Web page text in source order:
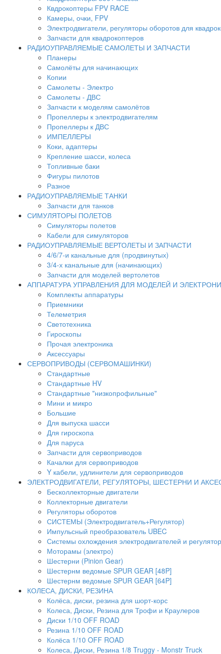
Квдрокоптеры FPV RACE
Камеры, очки, FPV
Электродвигатели, регуляторы оборотов для
Запчасти для квадрокоптеров
РАДИОУПРАВЛЯЕМЫЕ САМОЛЕТЫ И ЗАПЧАСТИ
Планеры
Самолёты для начинающих
Копии
Самолеты - Электро
Самолеты - ДВС
Запчасти к моделям самолётов
Пропеллеры к электродвигателям
Пропеллеры к ДВС
ИМПЕЛЛЕРЫ
Коки, адаптеры
Крепление шасси, колеса
Топливные баки
Фигуры пилотов
Разное
РАДИОУПРАВЛЯЕМЫЕ ТАНКИ
Запчасти для танков
СИМУЛЯТОРЫ ПОЛЕТОВ
Симуляторы полетов
Кабели для симуляторов
РАДИОУПРАВЛЯЕМЫЕ ВЕРТОЛЕТЫ И ЗАПЧАСТИ
4/6/7-и канальные для (продвинутых)
3/4-х канальные для (начинающих)
Запчасти для моделей вертолетов
АППАРАТУРА УПРАВЛЕНИЯ ДЛЯ МОДЕЛЕЙ И
Комплекты аппаратуры
Приемники
Телеметрия
Светотехника
Гироскопы
Прочая электроника
Аксессуары
СЕРВОПРИВОДЫ (СЕРВОМАШИНКИ)
Стандартные
Стандартные HV
Стандартные "низкопрофильные"
Мини и микро
Большие
Для выпуска шасси
Для гироскопа
Для паруса
Запчасти для сервоприводов
Качалки для сервоприводов
Y кабели, удлинители для сервоприводов
ЭЛЕКТРОДВИГАТЕЛИ, РЕГУЛЯТОРЫ, ШЕСТЕРНИ И
Бесколлекторные двигатели
Коллекторные двигатели
Регуляторы оборотов
СИСТЕМЫ (Электродвигатель+Регулятор)
Импульсный преобразователь UBEC
Системы охлождения электродвигателей и
Моторамы (электро)
Шестерни (Pinion Gear)
Шестернм ведомые SPUR GEAR [48P]
Шестернм ведомые SPUR GEAR [64P]
КОЛЕСА, ДИСКИ, РЕЗИНА
Колёса, диски, резина для шорт-корс
Колеса, Диски, Резина для Трофи и Краулеров
Диски 1/10 OFF ROAD
Резина 1/10 OFF ROAD
Колёса 1/10 OFF ROAD
Колеса, Диски, Резина 1/8 Truggy - Monstr Truck